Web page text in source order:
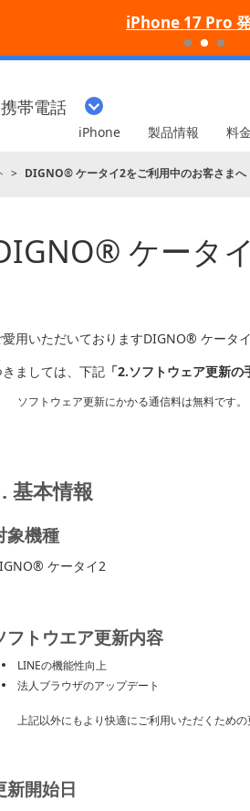
iPhone 17 Pro
帯電話
iPhone 製品情報 料
DIGNO® ケータイ2をご利用中のお客さまへ
ケータ
用いただいておりますDIGNO® ケータ
ましては、下記 「2.ソフトウェア更新の
ソフトウェア更新にかかる通信料は無料です。
基本情報
象機種
ケータイ2
フトウエア更新内容
LINEの機能性向上
法人ブラウザのアップデート
上記以外にもより快適にご利用いただくための
新開始日